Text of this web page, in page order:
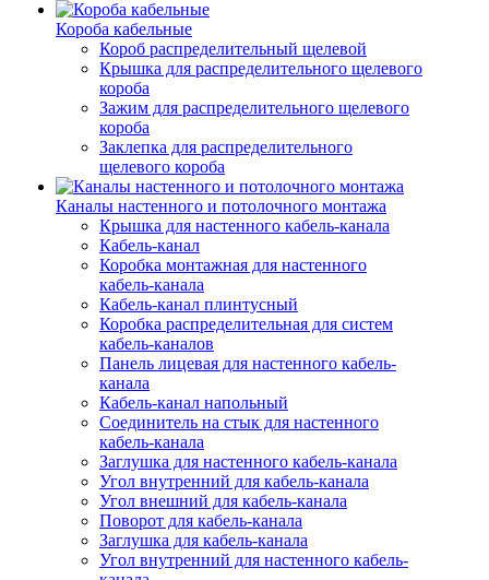
Короба кабельные
Короб распределительный щелевой
Крышка для распределительного щелевого
короба
Зажим для распределительного щелевого
короба
Заклепка для распределительного
щелевого короба
Каналы настенного и потолочного монтажа
Крышка для настенного кабель-канала
Кабель-канал
Коробка монтажная для настенного
кабель-канала
Кабель-канал плинтусный
Коробка распределительная для систем
кабель-каналов
Панель лицевая для настенного кабель-
канала
Кабель-канал напольный
Соединитель на стык для настенного
кабель-канала
Заглушка для настенного кабель-канала
Угол внутренний для кабель-канала
Угол внешний для кабель-канала
Поворот для кабель-канала
Заглушка для кабель-канала
Угол внутренний для настенного кабель-